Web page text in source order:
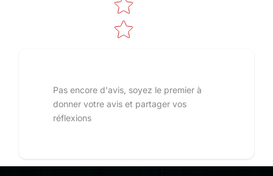
Pas encore d'avis, soyez le premier à
donner votre avis et partager vos
réflexions